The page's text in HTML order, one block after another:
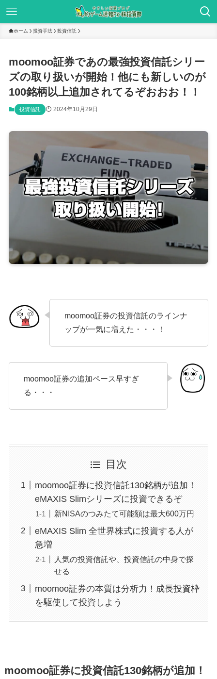
ホーム 投資手法 投資信託
moomoo証券であの最強投資信託シリー
ズの取り扱いが開始！他にも新しいのが
100銘柄以上追加されてるぞおおお！！
投資信託 2024年10月29日
moomoo証券の投資信託のラインナ
ップが一気に増えた・・・！
moomoo証券の追加ペース早すぎ
る・・・
目次
moomoo証券に投資信託130銘柄が追加！
eMAXIS Slimシリーズに投資できるぞ
新NISAのつみたて可能額は最大600万円
eMAXIS Slim 全世界株式に投資する人が
急増
人気の投資信託や、投資信託の中身で探
せる
moomoo証券の本質は分析力！成長投資枠
を駆使して投資しよう
moomoo証券に投資信託130銘柄が追加！